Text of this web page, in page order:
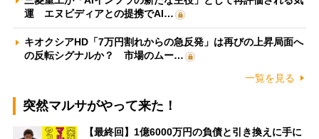
運 エヌビディアとの提携でAI…
キオクシアHD「7万円割れからの急反発」は再びの上昇局面へ
の反転シグナルか？ 市場のムー…
一覧を見る
突然マルサがやって来た！
【最終回】1億6000万円の負債と引き換えに手に